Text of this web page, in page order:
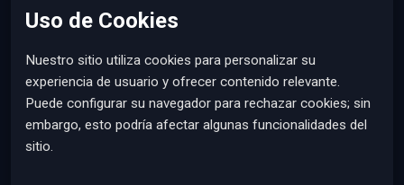
Uso de Cookies
Nuestro sitio utiliza cookies para personalizar su
experiencia de usuario y ofrecer contenido relevante.
Puede configurar su navegador para rechazar cookies; sin
embargo, esto podría afectar algunas funcionalidades del
sitio.